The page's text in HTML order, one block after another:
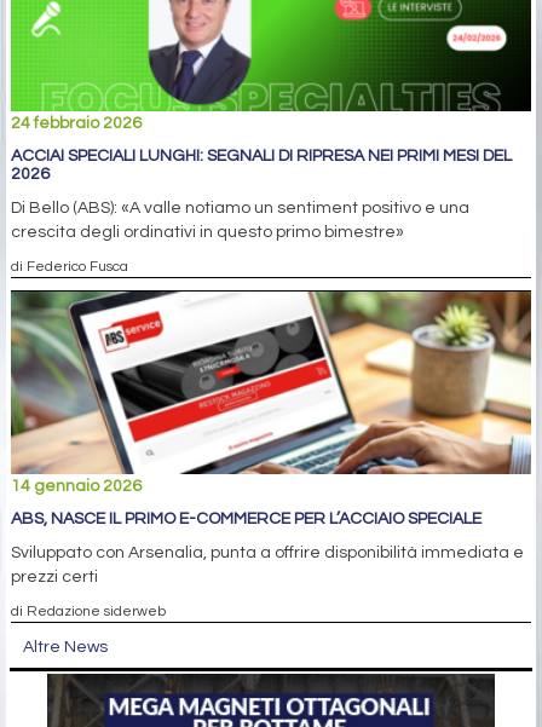
24 febbraio 2026
ACCIAI SPECIALI LUNGHI: SEGNALI DI RIPRESA NEI PRIMI MESI DEL
2026
Di Bello (ABS): «A valle notiamo un sentiment positivo e una
crescita degli ordinativi in questo primo bimestre»
di Federico Fusca
14 gennaio 2026
ABS, NASCE IL PRIMO E-COMMERCE PER L’ACCIAIO SPECIALE
Sviluppato con Arsenalia, punta a offrire disponibilità immediata e
prezzi certi
di Redazione siderweb
Altre News